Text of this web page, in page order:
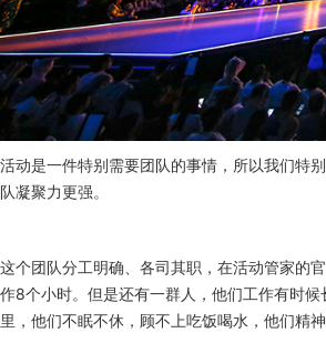
活动是一件特别需要团队的事情，所以我们特
队凝聚力更强。
这个团队分工明确、各司其职，在活动管家的
作8个小时。但是还有一群人，他们工作有时候
里，他们不眠不休，顾不上吃饭喝水，他们精